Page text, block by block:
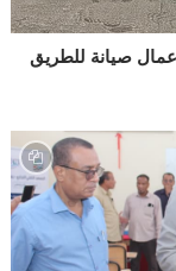
صيانة للطريق